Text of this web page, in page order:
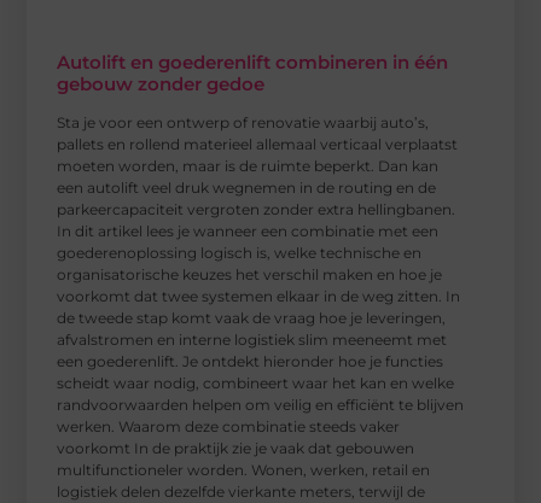
Autolift en goederenlift combineren in één
gebouw zonder gedoe
Sta je voor een ontwerp of renovatie waarbij auto’s,
pallets en rollend materieel allemaal verticaal verplaatst
moeten worden, maar is de ruimte beperkt. Dan kan
een autolift veel druk wegnemen in de routing en de
parkeercapaciteit vergroten zonder extra hellingbanen.
In dit artikel lees je wanneer een combinatie met een
goederenoplossing logisch is, welke technische en
organisatorische keuzes het verschil maken en hoe je
voorkomt dat twee systemen elkaar in de weg zitten. In
de tweede stap komt vaak de vraag hoe je leveringen,
afvalstromen en interne logistiek slim meeneemt met
een goederenlift. Je ontdekt hieronder hoe je functies
scheidt waar nodig, combineert waar het kan en welke
randvoorwaarden helpen om veilig en efficiënt te blijven
werken. Waarom deze combinatie steeds vaker
voorkomt In de praktijk zie je vaak dat gebouwen
multifunctioneler worden. Wonen, werken, retail en
logistiek delen dezelfde vierkante meters, terwijl de